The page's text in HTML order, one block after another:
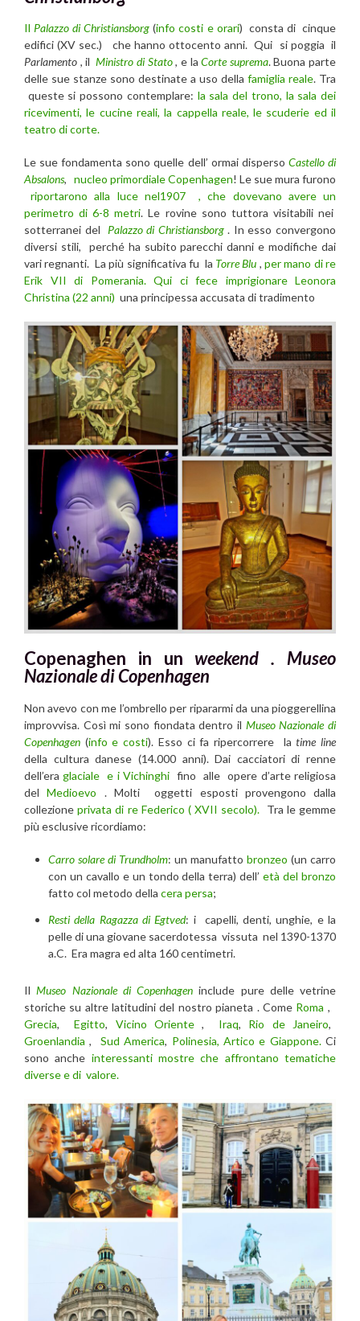
IlPalazzo di Christiansborg (info costi e orari) consta di cinque
edifici (XV sec.) che hanno ottocento anni. Qui si poggia il
Parlamento , ilMinistro di Stato, e laCorte suprema. Buona parte
delle sue stanze sono destinate a uso della famiglia reale. Tra
queste si possono contemplare: la sala del trono, la sala dei
ricevimenti, le cucine reali, la cappella reale, le scuderie ed il
teatro di corte.
Le sue fondamenta sono quelle dell’ ormai disperso Castello di
Absalons, nucleo primordiale Copenhagen! Le sue mura furono
riportarono alla luce nel1907 , che dovevano avere un
perimetro di 6-8 metri. Le rovine sono tuttora visitabili nei
sotterranei del Palazzo di Christiansborg. In esso convergono
diversi stili, perché ha subito parecchi danni e modifiche dai
vari regnanti. La più significativa fu la Torre Blu ,per mano di re
Erik VII di Pomerania. Qui ci fece imprigionare Leonora
Christina (22 anni) una principessa accusata di tradimento
Copenaghen in un weekend .Museo
Nazionale di Copenhagen
Non avevo con me l’ombrello per ripararmi da una pioggerellina
improvvisa. Così mi sono fiondata dentro il Museo Nazionale di
Copenhagen (info e costi). Esso ci fa ripercorrere latime line
della cultura danese (14.000 anni). Dai cacciatori di renne
dell’eraglaciale e i Vichinghi fino alle opere d’arte religiosa
delMedioevo . Molti oggetti esposti provengono dalla
collezioneprivata di re Federico ( XVII secolo). Tra le gemme
più esclusive ricordiamo:
Carro solare di Trundholm: un manufatto bronzeo (un carro
con un cavallo e un tondo della terra) dell’età del bronzo
fatto col metodo della cera persa;
Resti della Ragazza di Egtved: i capelli, denti, unghie, e la
pelle di una giovane sacerdotessa vissuta nel 1390-1370
a.C. Era magra ed alta 160 centimetri.
IlMuseo Nazionale di Copenhagen include pure delle vetrine
storiche su altre latitudini del nostro pianeta . Come Roma ,
Grecia,Egitto, Vicino Oriente, Iraq, Rio de Janeiro,
Groenlandia , Sud America, Polinesia, Artico e Giappone.Ci
sono anche interessanti mostre che affrontano tematiche
diverse e di valore.